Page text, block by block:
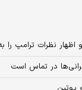
نظرات ترامپ را
در تماس است